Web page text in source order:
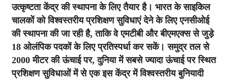
उत्कृष्टता केंद्र की स्थापना के लिए तैयार है। भारत के साइकिल
चालकों को विश्वस्तरीय प्रशिक्षण सुविधाएं देने के लिए एनसीओई
की स्थापना की जा रही है, ताकि वे एमटीबी और बीएमएक्स से जुड़े
18 ओलंपिक पदकों के लिए प्रतिस्पर्धा कर सकें। समुद्र तल से
2000 मीटर की ऊंचाई पर, दुनिया में सबसे ज्यादा ऊंचाई पर स्थित
प्रशिक्षण सुविधाओं में से एक इस केंद्र में विश्वस्तरीय बुनियादी